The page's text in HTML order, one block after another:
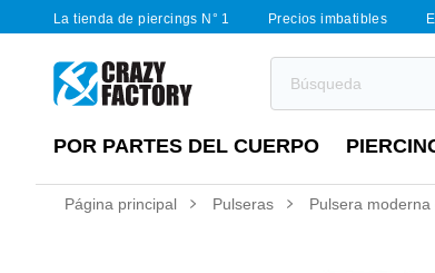
La tienda de piercings N° 1 Precios imbatibles
POR PARTES DEL CUERPO
Página principal Pulseras Pulsera